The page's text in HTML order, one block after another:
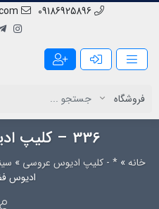
09186925896
336 – کلیپ ادیوس فضای سبز
خانه» * - کلیپ ادیوس عروسی »
ادیوس